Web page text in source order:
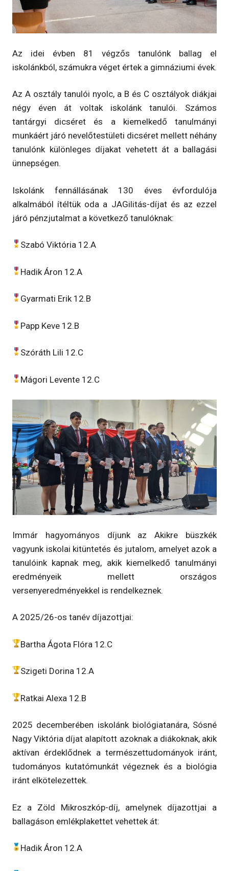
Az idei évben 81 végzős tanulónk ballag el
iskolánkból, számukra véget értek a gimnáziumi évek.
Az A osztály tanulói nyolc, a B és C osztályok diákjai
négy éven át voltak iskolánk tanulói. Számos
tantárgyi dicséret és a kiemelkedő tanulmányi
munkáért járó nevelőtestületi dicséret mellett néhány
tanulónk különleges díjakat vehetett át a ballagási
ünnepségen.
Iskolánk fennállásának 130 éves évfordulója
alkalmából ítéltük oda a JAGilitás-díjat és az ezzel
járó pénzjutalmat a következő tanulóknak:
Szabó Viktória 12.A
Hadik Áron 12.A
Gyarmati Erik 12.B
Papp Keve 12.B
Szóráth Lili 12.C
Mágori Levente 12.C
Immár hagyományos díjunk az Akikre büszkék
vagyunk iskolai kitüntetés és jutalom, amelyet azok a
tanulóink kapnak meg, akik kiemelkedő tanulmányi
eredményeik mellett országos
versenyeredményekkel is rendelkeznek.
A 2025/26-os tanév díjazottjai:
Bartha Ágota Flóra 12.C
Szigeti Dorina 12.A
Ratkai Alexa 12.B
2025 decemberében iskolánk biológiatanára, Sósné
Nagy Viktória díjat alapított azoknak a diákoknak, akik
aktívan érdeklődnek a természettudományok iránt,
tudományos kutatómunkát végeznek és a biológia
iránt elkötelezettek.
Ez a Zöld Mikroszkóp-díj, amelynek díjazottjai a
ballagáson emlékplakettet vehettek át:
Hadik Áron 12.A